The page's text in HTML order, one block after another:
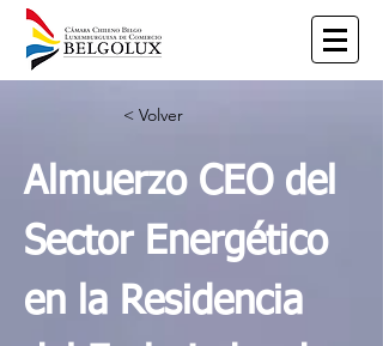
< Volver
Almuerzo CEO del
Sector Energético
en la Residencia